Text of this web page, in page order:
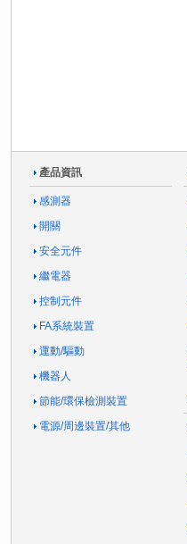
產品資訊
感測器
開關
安全元件
繼電器
控制元件
FA系統裝置
運動/驅動
機器人
節能/環保檢測裝置
電源/周邊裝置/其他